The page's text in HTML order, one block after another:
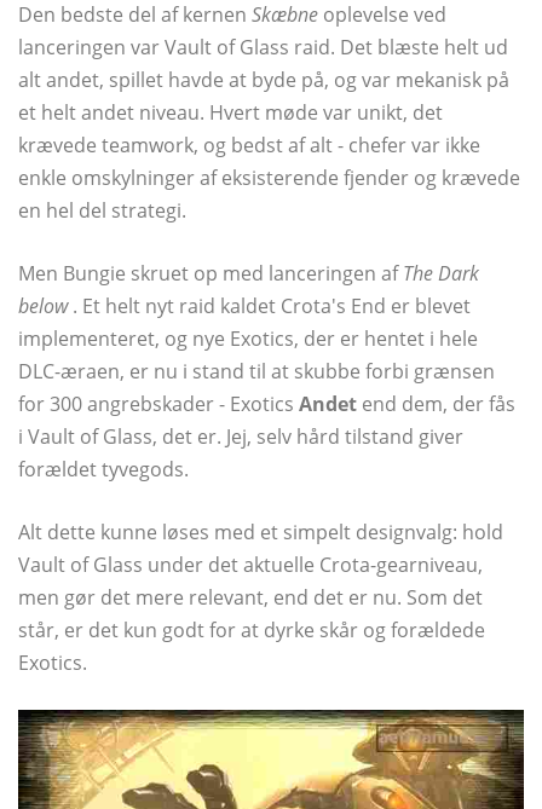
Den bedste del af kernen Skæbne oplevelse ved
lanceringen var Vault of Glass raid. Det blæste helt ud
alt andet, spillet havde at byde på, og var mekanisk på
et helt andet niveau. Hvert møde var unikt, det
krævede teamwork, og bedst af alt - chefer var ikke
enkle omskylninger af eksisterende fjender og krævede
en hel del strategi.
Men Bungie skruet op med lanceringen afThe Dark
below. Et helt nyt raid kaldet Crota's End er blevet
implementeret, og nye Exotics, der er hentet i hele
DLC-æraen, er nu i stand til at skubbe forbi grænsen
for 300 angrebskader - Exotics Andet end dem, der fås
i Vault of Glass, det er. Jej, selv hård tilstand giver
forældet tyvegods.
Alt dette kunne løses med et simpelt designvalg: hold
Vault of Glass under det aktuelle Crota-gearniveau,
men gør det mere relevant, end det er nu. Som det
står, er det kun godt for at dyrke skår og forældede
Exotics.